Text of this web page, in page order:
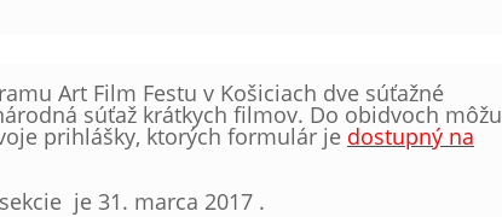
Art Film Festu v Košiciach dve súťažné
súťaž krátkych filmov. Do obidvoch môžu
prihlášky, ktorých formulár je dostupný na
je 31. marca 2017 .